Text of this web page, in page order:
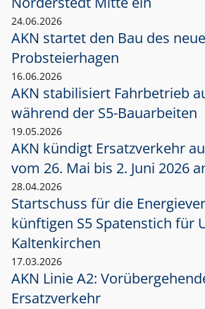
24.06.2026
AKN startet den Bau des
Probsteierhagen
16.06.2026
AKN stabilisiert Fahrbetrieb
während der S5-Bauarbeiten
19.05.2026
AKN kündigt Ersatzverkehr
vom 26. Mai bis 2. Juni 2026
28.04.2026
Startschuss für die
künftigen S5 Spatenstich für
Kaltenkirchen
17.03.2026
AKN Linie A2:
Ersatzverkehr